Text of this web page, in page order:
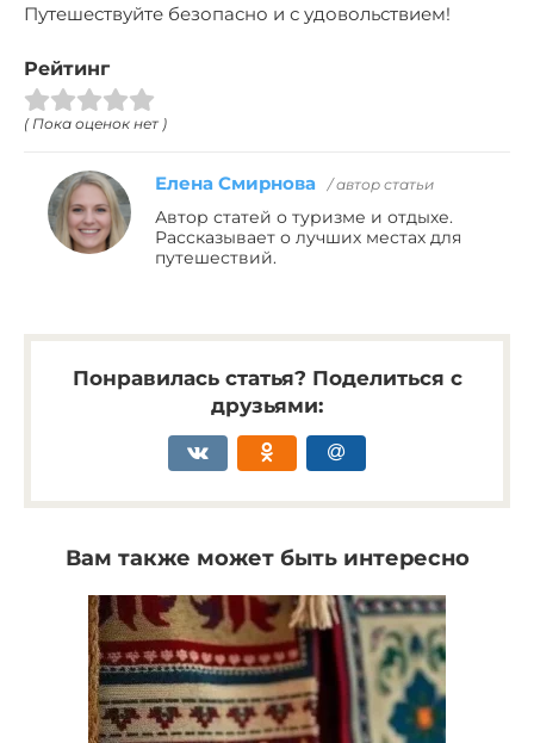
Путешествуйте безопасно и с удовольствием!
Рейтинг
( Пока оценок нет )
Елена Смирнова / автор статьи
Автор статей о туризме и отдыхе.
Рассказывает о лучших местах для
путешествий.
Понравилась статья? Поделиться с
друзьями:
Вам также может быть интересно